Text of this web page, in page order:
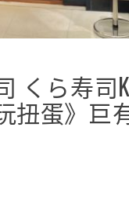
ら寿司
扭蛋》巨